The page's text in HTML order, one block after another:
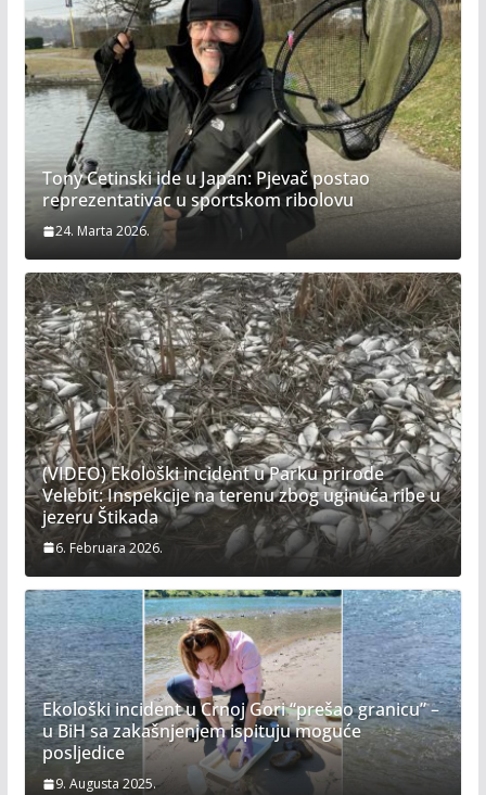
Tony Cetinski ide u Japan: Pjevač postao
reprezentativac u sportskom ribolovu
24. Marta 2026.
(VIDEO) Ekološki incident u Parku prirode
Velebit: Inspekcije na terenu zbog uginuća ribe u
jezeru Štikada
6. Februara 2026.
Ekološki incident u Crnoj Gori “prešao granicu” –
u BiH sa zakašnjenjem ispituju moguće
posljedice
9. Augusta 2025.